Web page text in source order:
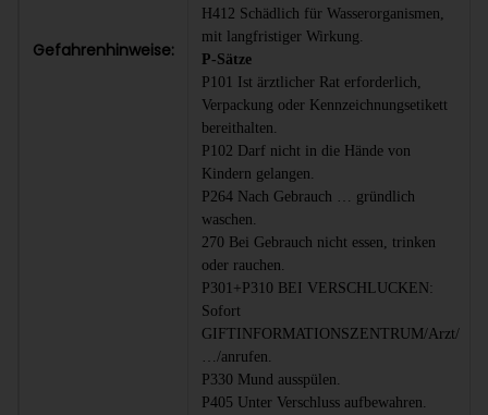
Gefahrenhinweise:
H412 Schädlich für Wasserorganismen,
mit langfristiger Wirkung.
P-Sätze
P101 Ist ärztlicher Rat erforderlich,
Verpackung oder Kennzeichnungsetikett
bereithalten.
P102 Darf nicht in die Hände von
Kindern gelangen.
P264 Nach Gebrauch … gründlich
waschen.
270 Bei Gebrauch nicht essen, trinken
oder rauchen.
P301+P310 BEI VERSCHLUCKEN:
Sofort
GIFTINFORMATIONSZENTRUM/Arzt/
…/anrufen.
P330 Mund ausspülen.
P405 Unter Verschluss aufbewahren.